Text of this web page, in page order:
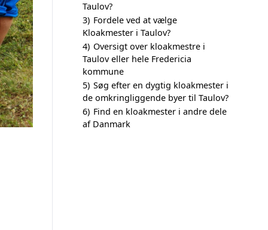
Taulov?
3) Fordele ved at vælge
Kloakmester i Taulov?
4) Oversigt over kloakmestre i
Taulov eller hele Fredericia
kommune
5) Søg efter en dygtig kloakmester i
de omkringliggende byer til Taulov?
6) Find en kloakmester i andre dele
af Danmark